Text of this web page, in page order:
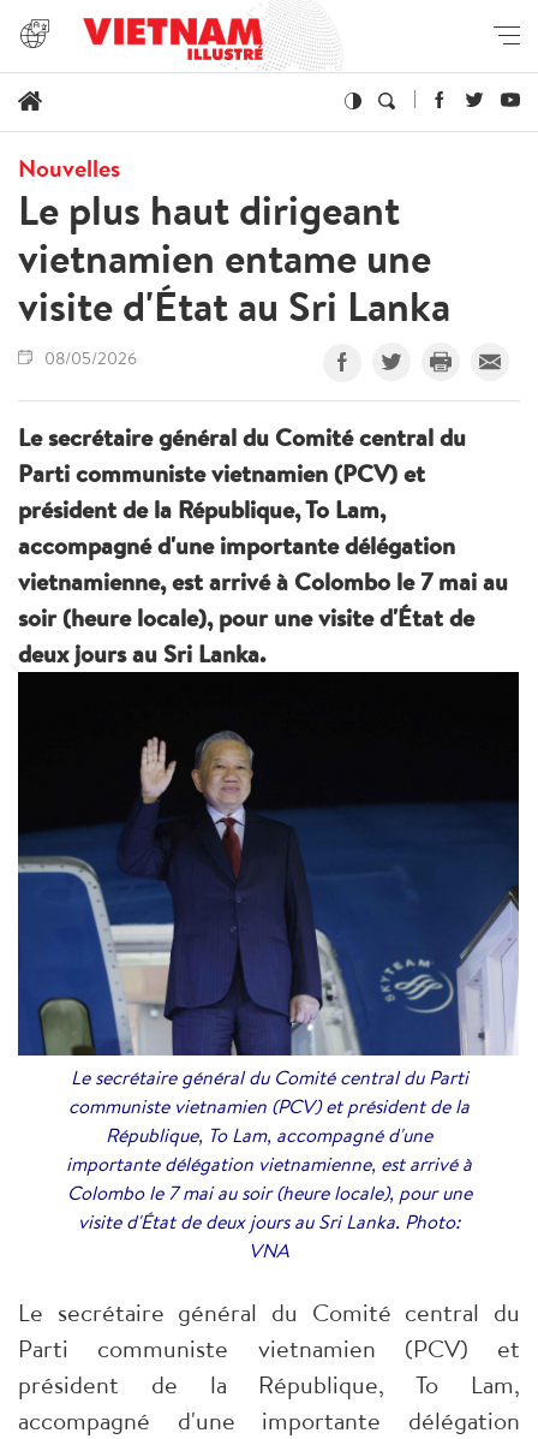
Nouvelles
Le plus haut dirigeant
vietnamien entame une
visite d'État au Sri Lanka
08/05/2026
Le secrétaire général du Comité central du
Parti communiste vietnamien (PCV) et
président de la République, To Lam,
accompagné d'une importante délégation
vietnamienne, est arrivé à Colombo le 7 mai au
soir (heure locale), pour une visite d'État de
deux jours au Sri Lanka.
Le secrétaire général du Comité central du Parti
communiste vietnamien (PCV) et président de la
République, To Lam, accompagné d'une
importante délégation vietnamienne, est arrivé à
Colombo le 7 mai au soir (heure locale), pour une
visite d'État de deux jours au Sri Lanka. Photo:
VNA
Le secrétaire général du Comité central du
Parti communiste vietnamien (PCV) et
président de la République, To Lam,
accompagné d'une importante délégation